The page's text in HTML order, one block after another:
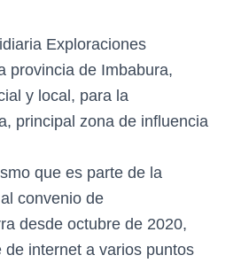
Exploraciones
provincia de Imbabura,
y local, para la
principal zona de influencia
que es parte de la
convenio de
desde octubre de 2020,
internet a varios puntos